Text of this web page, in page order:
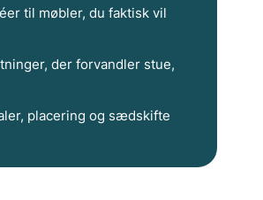
til møbler, du faktisk vil
der forvandler stue,
placering og sædskifte